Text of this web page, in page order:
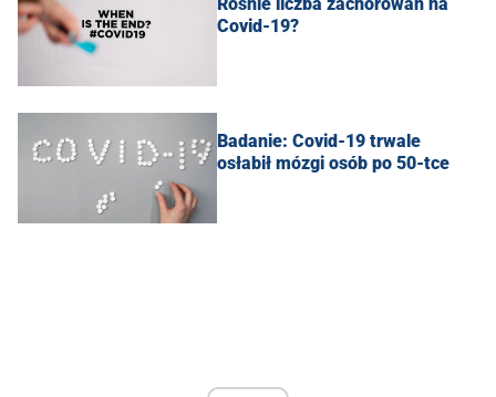
Covid-19?
Badanie: Covid-19 trwale
osłabił mózgi osób po 50-tce